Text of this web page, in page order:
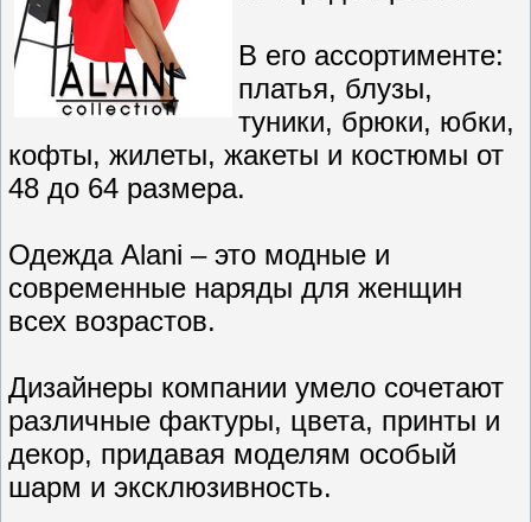
В его ассортименте:
платья, блузы,
туники, брюки, юбки,
кофты, жилеты, жакеты и костюмы от
48 до 64 размера.
Одежда Alani – это модные и
современные наряды для женщин
всех возрастов.
Дизайнеры компании умело сочетают
различные фактуры, цвета, принты и
декор, придавая моделям особый
шарм и эксклюзивность.